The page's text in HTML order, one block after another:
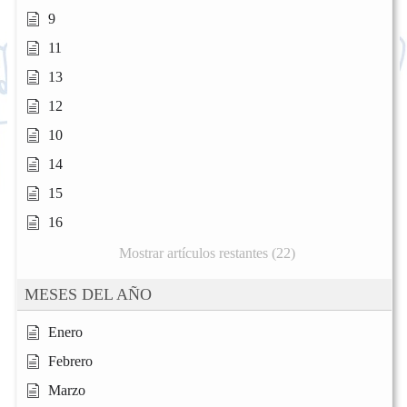
9
11
13
12
10
14
15
16
Mostrar artículos restantes (22)
MESES DEL AÑO
Enero
Febrero
Marzo